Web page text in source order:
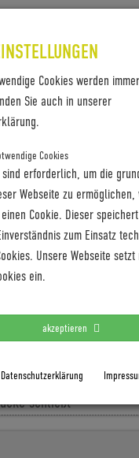
Cookies werden
Sie auch in unserer
Cookies
sind erforderlich, um die
Webseite zu
Cookie. Dieser
zum Einsatz
Unsere Webseite
ein.
akzeptieren
Datenschutzerklärung
positiver Vororder auf
expands its trade
baut Messekonzept
Aufträge nicht: Wie
schließt